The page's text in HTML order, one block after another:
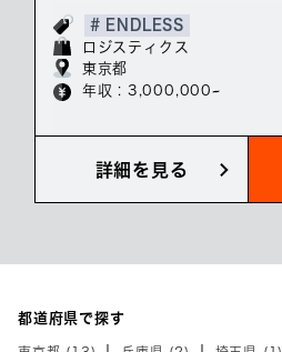
# ENDLESS
ロジスティクス
東京都
年収 : 3,000,000~
詳細を見る
都道府県で探す